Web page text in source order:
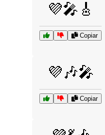
💜🎤🎸
Copiar
💜🎶🎤
Copiar